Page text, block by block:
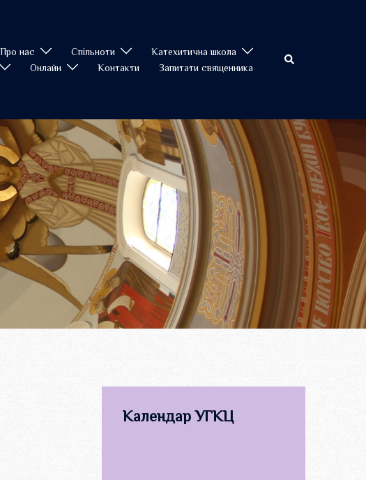
Про нас Спільноти
Катехитична школа
Онлайн Контакти Запитати священника
Пошук
Календар УГКЦ